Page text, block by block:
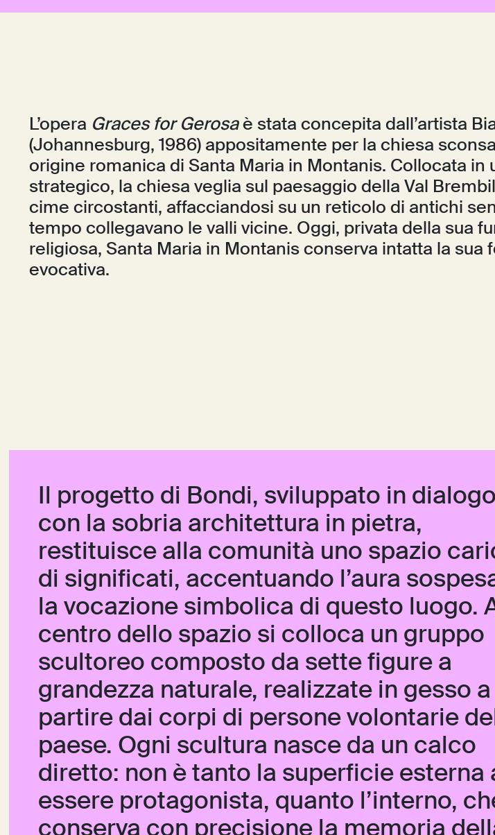
L’opera Graces for Gerosaè stata concepita dall’artista
(Johannesburg, 1986) appositamente per la chiesa
origine romanica di Santa Maria in Montanis. Collocata in
strategico, la chiesa veglia sul paesaggio della Val
cime circostanti, affacciandosi su un reticolo di antichi
tempo collegavano le valli vicine. Oggi, privata della sua
religiosa, Santa Maria in Montanis conserva intatta la sua
evocativa.
Il progetto di Bondi, sviluppato in dialogo
con la sobria architettura in pietra,
restituisce alla comunità uno spazio
di significati, accentuando l’aura
la vocazione simbolica di questo luogo.
centro dello spazio si colloca un gruppo
scultoreo composto da sette figure a
grandezza naturale, realizzate in gesso a
partire dai corpi di persone volontarie
paese. Ogni scultura nasce da un calco
diretto: non è tanto la superficie esterna
essere protagonista, quanto l’interno,
conserva con precisione la memoria